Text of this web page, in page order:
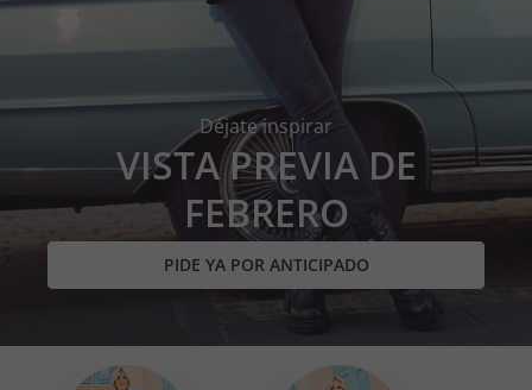
Déjate inspirar
VISTA PREVIA DE
FEBRERO
PIDE YA POR ANTICIPADO